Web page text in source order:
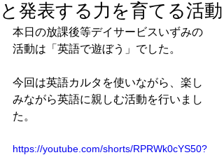
と発表する力を育てる活動
本日の放課後等デイサービスいずみの
活動は「英語で遊ぼう」でした。
今回は英語カルタを使いながら、楽し
みながら英語に親しむ活動を行いまし
た。
https://youtube.com/shorts/RPRWk0cYS50?